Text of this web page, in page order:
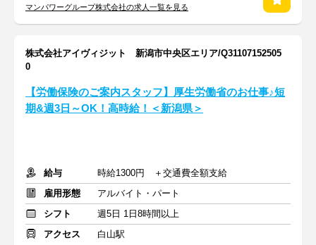
マンパワーグループ株式会社の求人一覧を見る
株式会社アイヴィジット 新潟市中央区エリア/Q31107152505
0
【労働保険のご案内スタッフ】厚生労働省のお仕事♪短
期&週3日～OK！高時給！＜新潟県＞
給与
時給1300円 ＋交通費全額支給
雇用形態
アルバイト・パート
シフト
週5日 1日8時間以上
アクセス
白山駅